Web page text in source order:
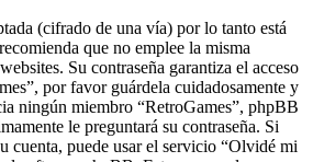
(cifrado de una vía) por lo tanto está
que no emplee la misma
Su contraseña garantiza el acceso
por favor guárdela cuidadosamente y
ningún miembro “RetroGames”, phpBB
le preguntará su contraseña. Si
cuenta, puede usar el servicio “Olvidé mi